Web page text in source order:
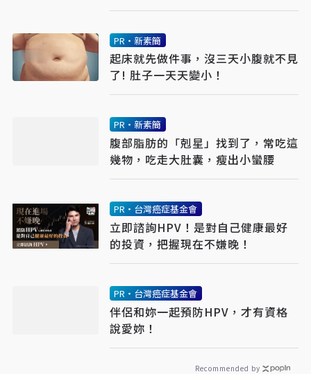
PR・新素簡
起床就先做件事，沒三天小腹就不見
了! 肚子一天天變小！
PR・新素簡
腹部脂肪的「剋星」找到了，常吃這
幾物，吃走大肚囊，瘦出小蠻腰
PR・台灣癌症基金會
立即諮詢HPV！是對自己健康最好
的投資，把握現在不嫌晚！
PR・台灣癌症基金會
伴侶和妳一起預防HPV，才有資格
說愛妳！
Recommended by